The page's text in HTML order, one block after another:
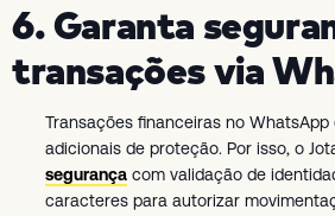
6. Garanta
transações via
Transações financeiras no
adicionais de proteção. Por isso, o
segurança com validação de
caracteres para autorizar